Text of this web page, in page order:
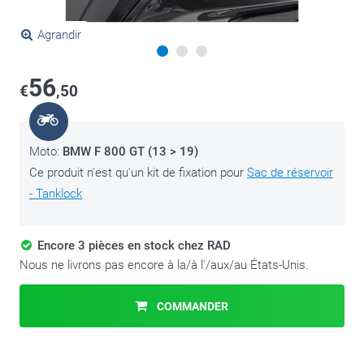
Agrandir
€56,50
Moto: BMW F 800 GT (13 > 19)
Ce produit n'est qu'un kit de fixation pour Sac de réservoir
- Tanklock
Encore 3 pièces en stock chez RAD
Nous ne livrons pas encore à la/à l'/aux/au États-Unis.
COMMANDER